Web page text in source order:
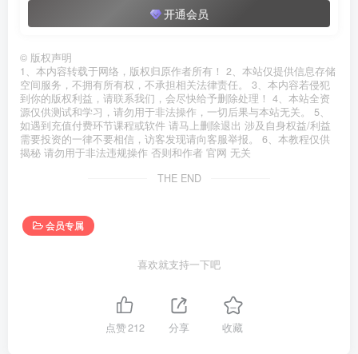
开通会员
© 版权声明
1、本内容转载于网络，版权归原作者所有！ 2、本站仅提供信息存储
空间服务，不拥有所有权，不承担相关法律责任。 3、本内容若侵犯
到你的版权利益，请联系我们，会尽快给予删除处理！ 4、本站全资
源仅供测试和学习，请勿用于非法操作，一切后果与本站无关。 5、
如遇到充值付费环节课程或软件 请马上删除退出 涉及自身权益/利益
需要投资的一律不要相信，访客发现请向客服举报。 6、本教程仅供
揭秘 请勿用于非法违规操作 否则和作者 官网 无关
THE END
会员专属
喜欢就支持一下吧
点赞212 分享 收藏